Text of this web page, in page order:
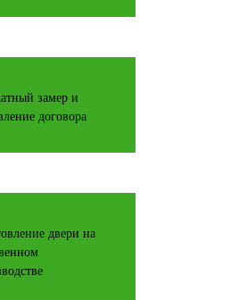
кожа
Латте софт
замер и
договора
двери на